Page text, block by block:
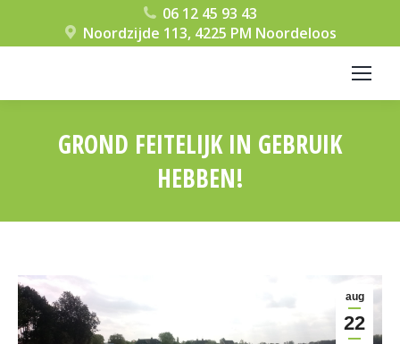
06 12 45 93 43
Noordzijde 113, 4225 PM Noordeloos
GROND FEITELIJK IN GEBRUIK
HEBBEN!
aug
22